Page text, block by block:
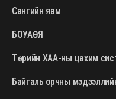
Сангийн яам
БОУАӨЯ
Төрийн ХАА-ны цахим
Байгаль орчны